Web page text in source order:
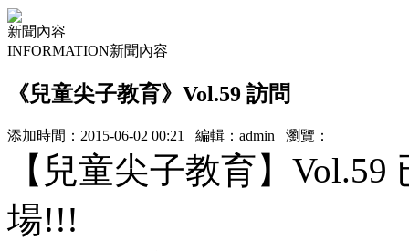
新聞內容
INFORMATION新聞內容
《兒童尖子教育》Vol.59 訪問
添加時間：2015-06-02 00:21 編輯：admin 瀏覽：
【兒童尖子教育】
場!!!